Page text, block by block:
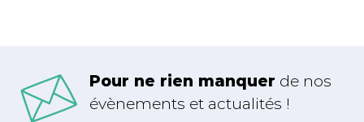
Pour ne rien manquer de nos
évènements et actualités !